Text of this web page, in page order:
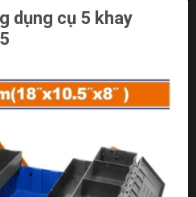
dụng cụ 5 khay